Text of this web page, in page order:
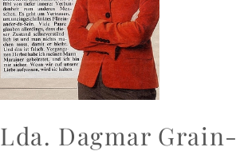
Lda. Dagmar Grain-